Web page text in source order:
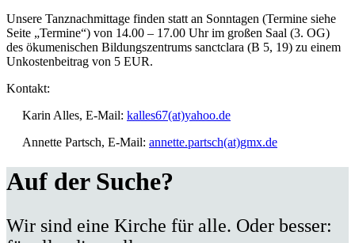
Unsere Tanznachmittage finden statt an Sonntagen (Termine siehe
Seite „Termine“) von 14.00 – 17.00 Uhr im großen Saal (3. OG)
des ökumenischen Bildungszentrums sanctclara (B 5, 19) zu einem
Unkostenbeitrag von 5 EUR.
Kontakt:
Karin Alles, E-Mail: kalles67(at)yahoo.de
Annette Partsch, E-Mail: annette.partsch(at)gmx.de
Auf der Suche?
Wir sind eine Kirche für alle. Oder besser: